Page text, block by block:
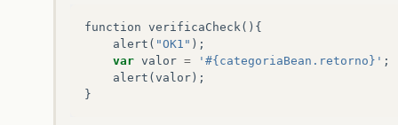
function verificaCheck (){
alert ( "OK1" );
var valor = '#{categoriaBean.retorno}' ;
alert (valor);
}